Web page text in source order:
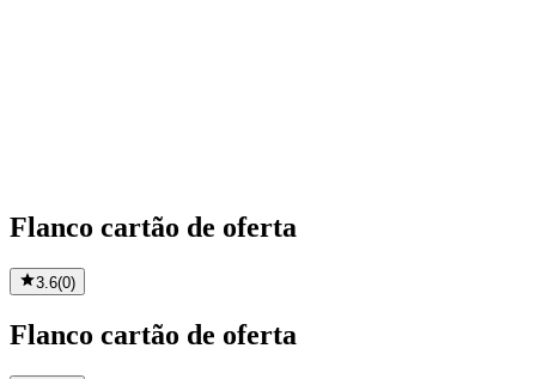
Flanco cartão de oferta
3.6(0)
Flanco cartão de oferta